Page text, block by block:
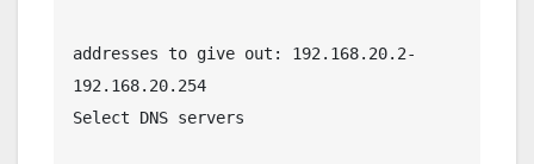
addresses to give out: 192.168.20.2-
192.168.20.254
Select DNS servers